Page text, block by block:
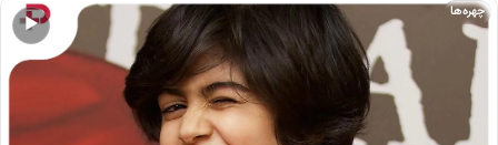
▶
چهره‌ها